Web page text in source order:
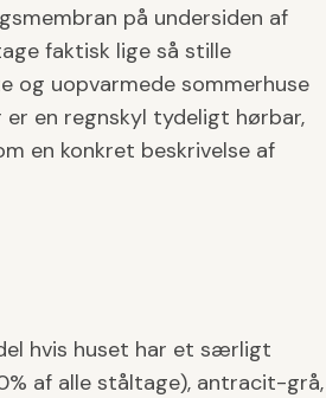
på undersiden af
faktisk lige så stille
og uopvarmede sommerhuse
en regnskyl tydeligt hørbar,
en konkret beskrivelse af
hvis huset har et særligt
af alle ståltage), antracit-grå,